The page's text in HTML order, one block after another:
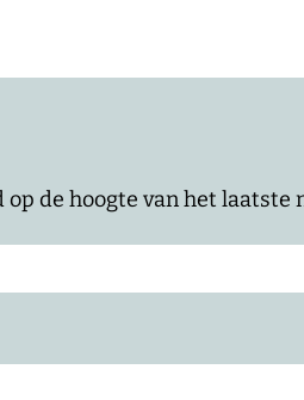
de hoogte van het laatste